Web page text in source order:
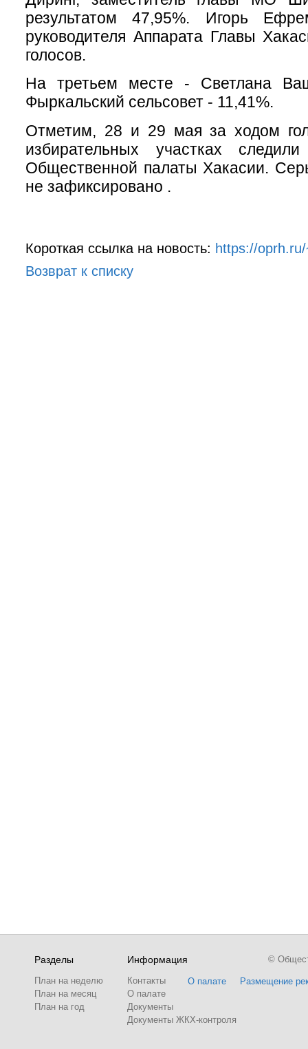
результатом 47,95%. Игорь
руководителя Аппарата Главы
голосов.
На третьем месте - Светлана
Фыркальский сельсовет - 11,41%.
Отметим, 28 и 29 мая за ходом
избирательных участках
Общественной палаты Хакасии.
не зафиксировано .
Короткая ссылка на новость: https://
Возврат к списку
Разделы
План на неделю
План на месяц
План на год
Информация
Контакты
О палате
Документы
Документы ЖКХ-контроля
О палате Размещение
©